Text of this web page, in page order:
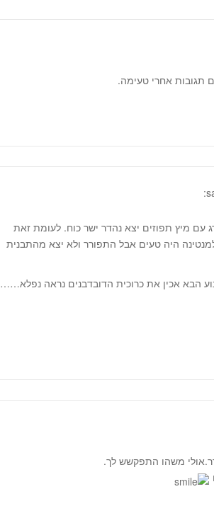
תגובות אחרי טעימה.
עם מיץ תפוזים יצא נהדר ישר כוח. לעומת זאת
היה טעים אבל התפורר ולא יצא מהתבנית
הבא אכין את כרוכית הדובדבנים נראה נפלא……
משהו התפקשש לך.